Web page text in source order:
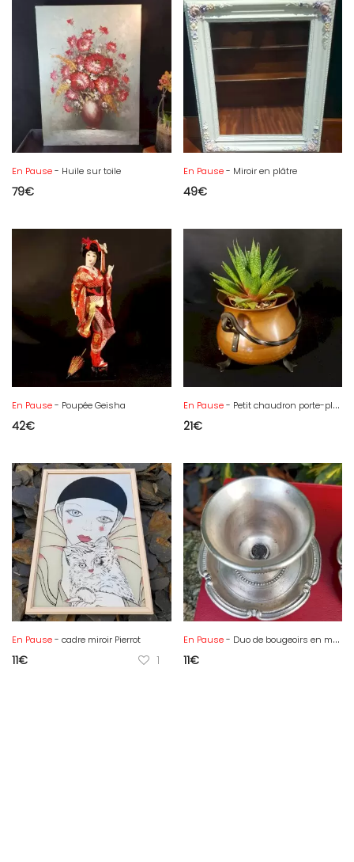
En Pause- Huile sur toile
79€
En Pause- Miroir en plâtre
49€
En Pause- Poupée Geisha
42€
En Pause- Petit chaudron porte-plante
21€
En Pause- cadre miroir Pierrot
11€ 1
En Pause- Duo de bougeoirs en métal argenté
11€